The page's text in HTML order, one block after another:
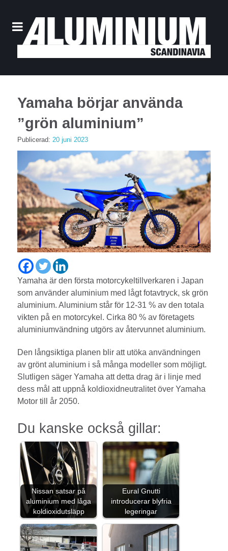
Yamaha börjar använda
”grön aluminium”
Publicerad: 20 juni 2023
Yamaha är den första motorcykeltillverkaren i Japan
som använder aluminium med lågt fotavtryck, sk grön
aluminium. Aluminium står för 12-31 % av den totala
vikten på en motorcykel. Cirka 80 % av företagets
aluminiumvändning utgörs av återvunnet aluminium.
Den långsiktiga planen blir att utöka användningen
av grönt aluminium i så många modeller som möjligt.
Slutligen säger Yamaha att detta drag är i linje med
dess mål att uppnå koldioxidneutralitet över Yamaha
Motor till år 2050.
Du kanske också gillar:
Nissan satsar på
aluminium med låga
koldioxidutsläpp
Eural Gnutti
introducerar blyfria
legeringar